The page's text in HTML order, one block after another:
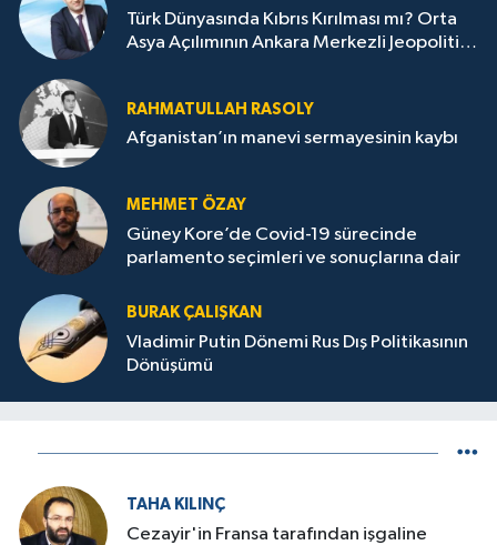
Türk Dünyasında Kıbrıs Kırılması mı? Orta
Asya Açılımının Ankara Merkezli Jeopolitik
RAHMATULLAH RASOLY
Afganistan’ın manevi sermayesinin kaybı
MEHMET ÖZAY
Güney Kore’de Covid-19 sürecinde
parlamento seçimleri ve sonuçlarına dair
BURAK ÇALIŞKAN
Vladimir Putin Dönemi Rus Dış Politikasının
Dönüşümü
TAHA KILINÇ
Cezayir'in Fransa tarafından işgaline